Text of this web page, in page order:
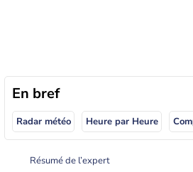
En bref
Radar météo Heure par Heure
Résumé de l’expert